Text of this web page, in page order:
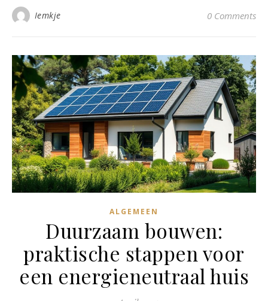
Iemkje 0 Comments
ALGEMEEN
Duurzaam bouwen:
praktische stappen voor
een energieneutraal huis